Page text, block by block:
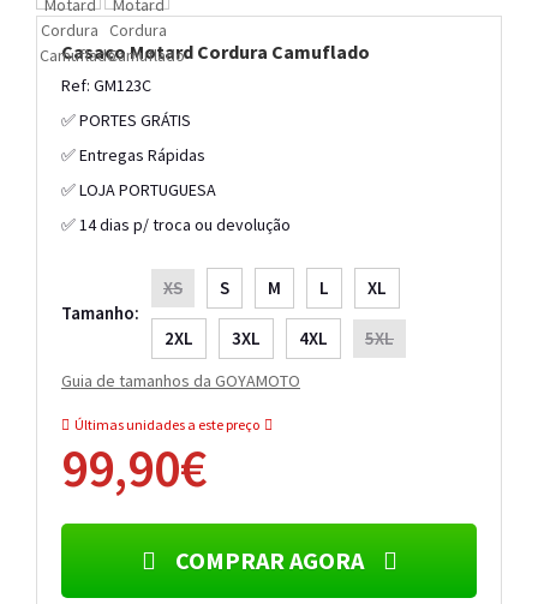
Casaco Motard Cordura Camuflado
Ref: GM123C
✅ PORTES GRÁTIS
✅ Entregas Rápidas
✅ LOJA PORTUGUESA
✅ 14 dias p/ troca ou devolução
Tamanho:
XS S M L XL
2XL 3XL 4XL 5XL
Guia de tamanhos da GOYAMOTO
Últimas unidades a este preço
99,90€
COMPRAR AGORA